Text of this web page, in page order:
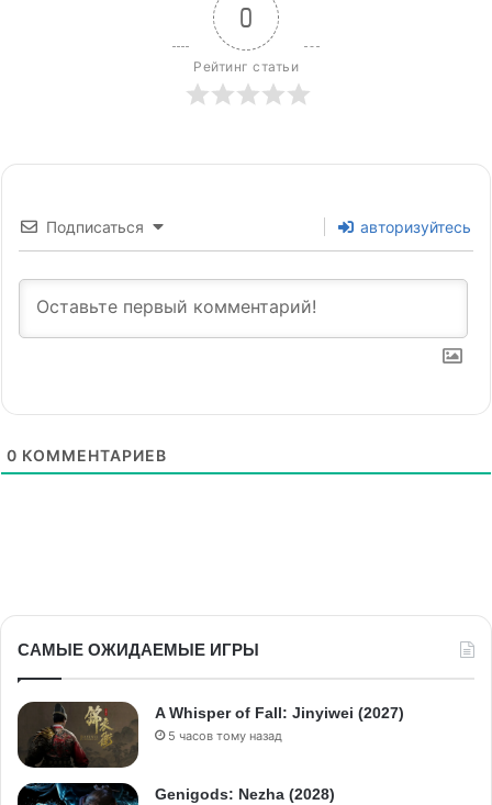
0
Рейтинг статьи
Подписаться авторизуйтесь
0 КОММЕНТАРИЕВ
САМЫЕ ОЖИДАЕМЫЕ ИГРЫ
A Whisper of Fall: Jinyiwei (2027)
5 часов тому назад
Genigods: Nezha (2028)